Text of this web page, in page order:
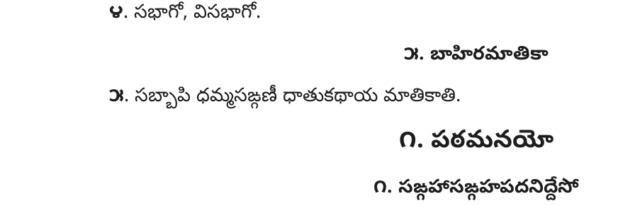
౪. సభాగో, విసభాగో.
౫. బాహిరమాతికా
౫. సబ్బాపి ధమ్మసఙ్గణీ ధాతుకథాయ మాతికాతి.
౧. పఠమనయో
౧. సఙ్గహాసఙ్గహపదనిద్దేసో